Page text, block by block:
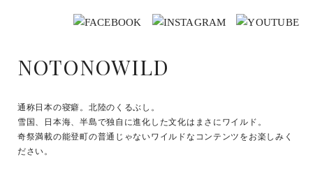
NOTONOWILD
通称日本の寝癖。北陸のくるぶし。
雪国、日本海、半島で独自に進化した文化はまさにワイルド。
奇祭満載の能登町の普通じゃないワイルドなコンテンツをお楽しみく
ださい。